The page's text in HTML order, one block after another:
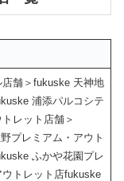
店舗＞fukuske 天神地
浦添パルコシテ
レット店舗＞
プレミアム・アウト
ふかや花園プレ
ウトレット店fukuske